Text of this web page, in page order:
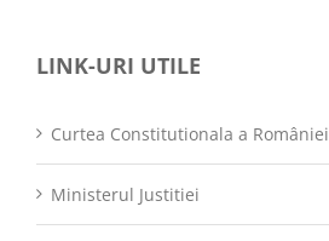
LINK-URI UTILE
Curtea Constitutionala a României
Ministerul Justitiei